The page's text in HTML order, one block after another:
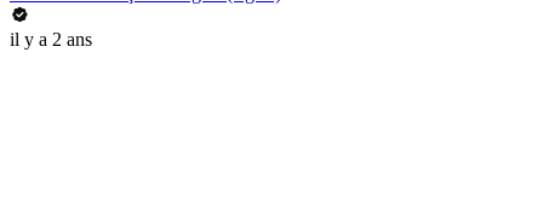
il y a 2 ans